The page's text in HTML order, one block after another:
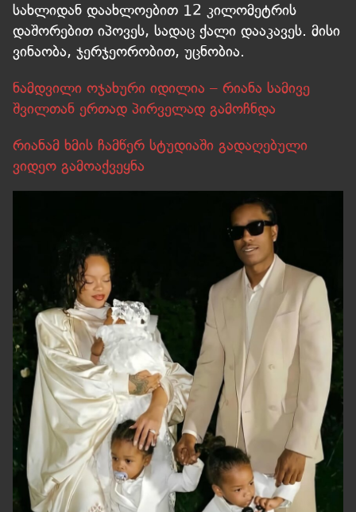
სახლიდან დაახლოებით 12 კილომეტრის
დაშორებით იპოვეს, სადაც ქალი დააკავეს. მისი
ვინაობა, ჯერჯეორობით, უცნობია.
ნამდვილი ოჯახური იდილია – რიანა სამივე
შვილთან ერთად პირველად გამოჩნდა
რიანამ ხმის ჩამწერ სტუდიაში გადაღებული
ვიდეო გამოაქვეყნა